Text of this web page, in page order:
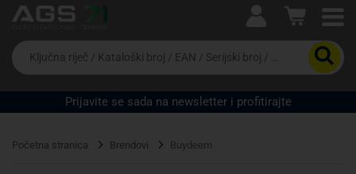
Ova postavka prilagođava asortiman proizvoda i
cijene vašim potrebama.
Da
biste
potražili
proizvod,
unesite
riječ,
Prijavite se sada na newsletter i profitirajte
Početna stranica Brendovi Buydeem